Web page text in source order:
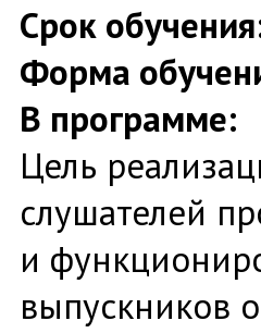
Срок
Форма
В программе:
Цель
слушателей
и
выпускников